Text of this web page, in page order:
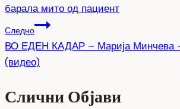
барала мито од пациент
Следно
ВО ЕДЕН КАДАР – Марија Минчева
(видео)
Слични Објави